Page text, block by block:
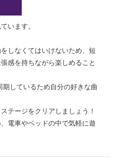
います。
しなくてはいけないため、短
感を持ちながら楽しめること
しているため自分の好きな曲
テージをクリアしましょう！
電車やベッドの中で気軽に遊